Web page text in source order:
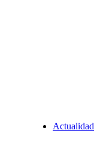
Actualidad